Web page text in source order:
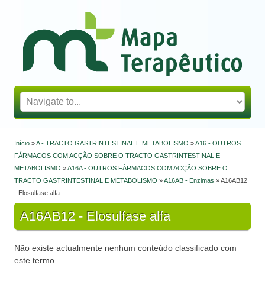
Mapa Terapêutico
Está aqui
Início »A - TRACTO GASTRINTESTINAL E METABOLISMO »A16 - OUTROS
FÁRMACOS COM ACÇÃO SOBRE O TRACTO GASTRINTESTINAL E
METABOLISMO »A16A - OUTROS FÁRMACOS COM ACÇÃO SOBRE O
TRACTO GASTRINTESTINAL E METABOLISMO »A16AB - Enzimas » A16AB12
- Elosulfase alfa
A16AB12 - Elosulfase alfa
Não existe actualmente nenhum conteúdo classificado com
este termo